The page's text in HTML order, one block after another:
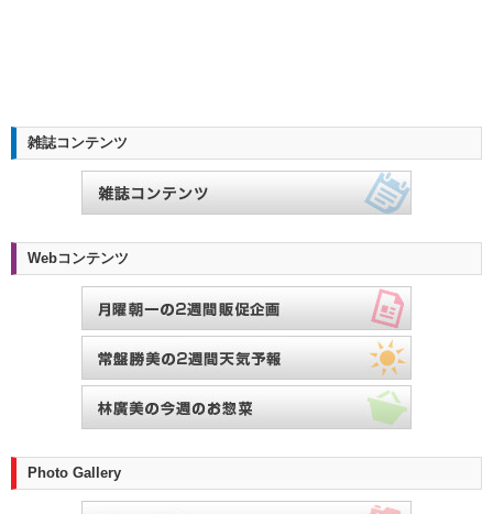
雑誌コンテンツ
Webコンテンツ
Photo Gallery